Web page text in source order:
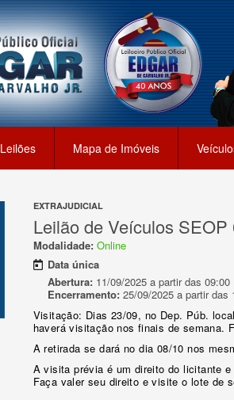
Leilões Mapa de Imóveis
EXTRAJUDICIAL
Leilão de Veículos
Modalidade: Online
Data única
Abertura:11/09/2025 a partir das 09:00
Encerramento:25/09/2025 a partir das
Visitação: Dias 23/09, no Dep. Púb.
haverá visitação nos finais de semana.
A retirada se dará no dia 08/10 nos
A visita prévia é um direito do licitante
Faça valer seu direito e visite o lote de